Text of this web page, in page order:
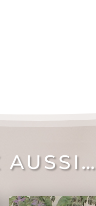
AUSSI…